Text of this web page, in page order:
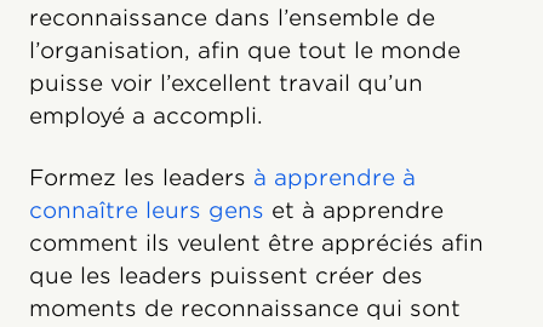
reconnaissance dans l’ensemble de
l’organisation, afin que tout le monde
puisse voir l’excellent travail qu’un
employé a accompli.
Formez les leaders à apprendre à
connaître leurs gens et à apprendre
comment ils veulent être appréciés afin
que les leaders puissent créer des
moments de reconnaissance qui sont